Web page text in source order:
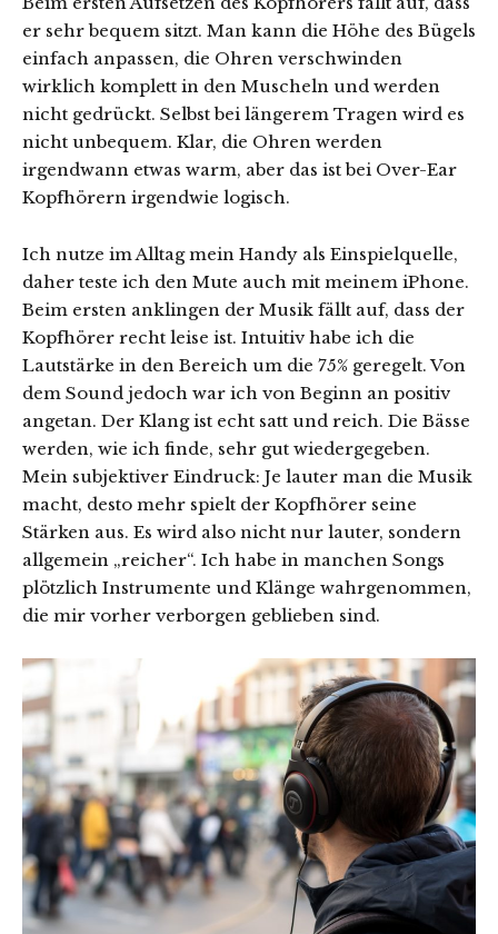
er sehr bequem sitzt. Man kann die Höhe des Bügels
einfach anpassen, die Ohren verschwinden
wirklich komplett in den Muscheln und werden
nicht gedrückt. Selbst bei längerem Tragen wird es
nicht unbequem. Klar, die Ohren werden
irgendwann etwas warm, aber das ist bei Over-Ear
Kopfhörern irgendwie logisch.
Ich nutze im Alltag mein Handy als Einspielquelle,
daher teste ich den Mute auch mit meinem iPhone.
Beim ersten anklingen der Musik fällt auf, dass der
Kopfhörer recht leise ist. Intuitiv habe ich die
Lautstärke in den Bereich um die 75% geregelt. Von
dem Sound jedoch war ich von Beginn an positiv
angetan. Der Klang ist echt satt und reich. Die Bässe
werden, wie ich finde, sehr gut wiedergegeben.
Mein subjektiver Eindruck: Je lauter man die Musik
macht, desto mehr spielt der Kopfhörer seine
Stärken aus. Es wird also nicht nur lauter, sondern
allgemein „reicher“. Ich habe in manchen Songs
plötzlich Instrumente und Klänge wahrgenommen,
die mir vorher verborgen geblieben sind.